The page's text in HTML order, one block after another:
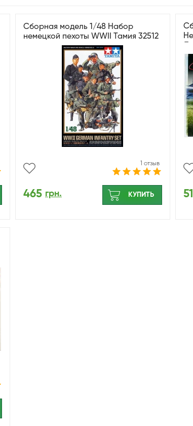
Сборная модель 1/48 Набор
немецкой пехоты WWII Тамия 32512
1 отзыв
465 грн. КУПИТЬ